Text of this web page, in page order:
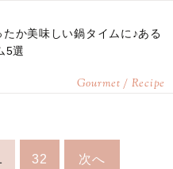
たか美味しい鍋タイムに♪ある
5選
Gourmet / Recipe
32 次へ